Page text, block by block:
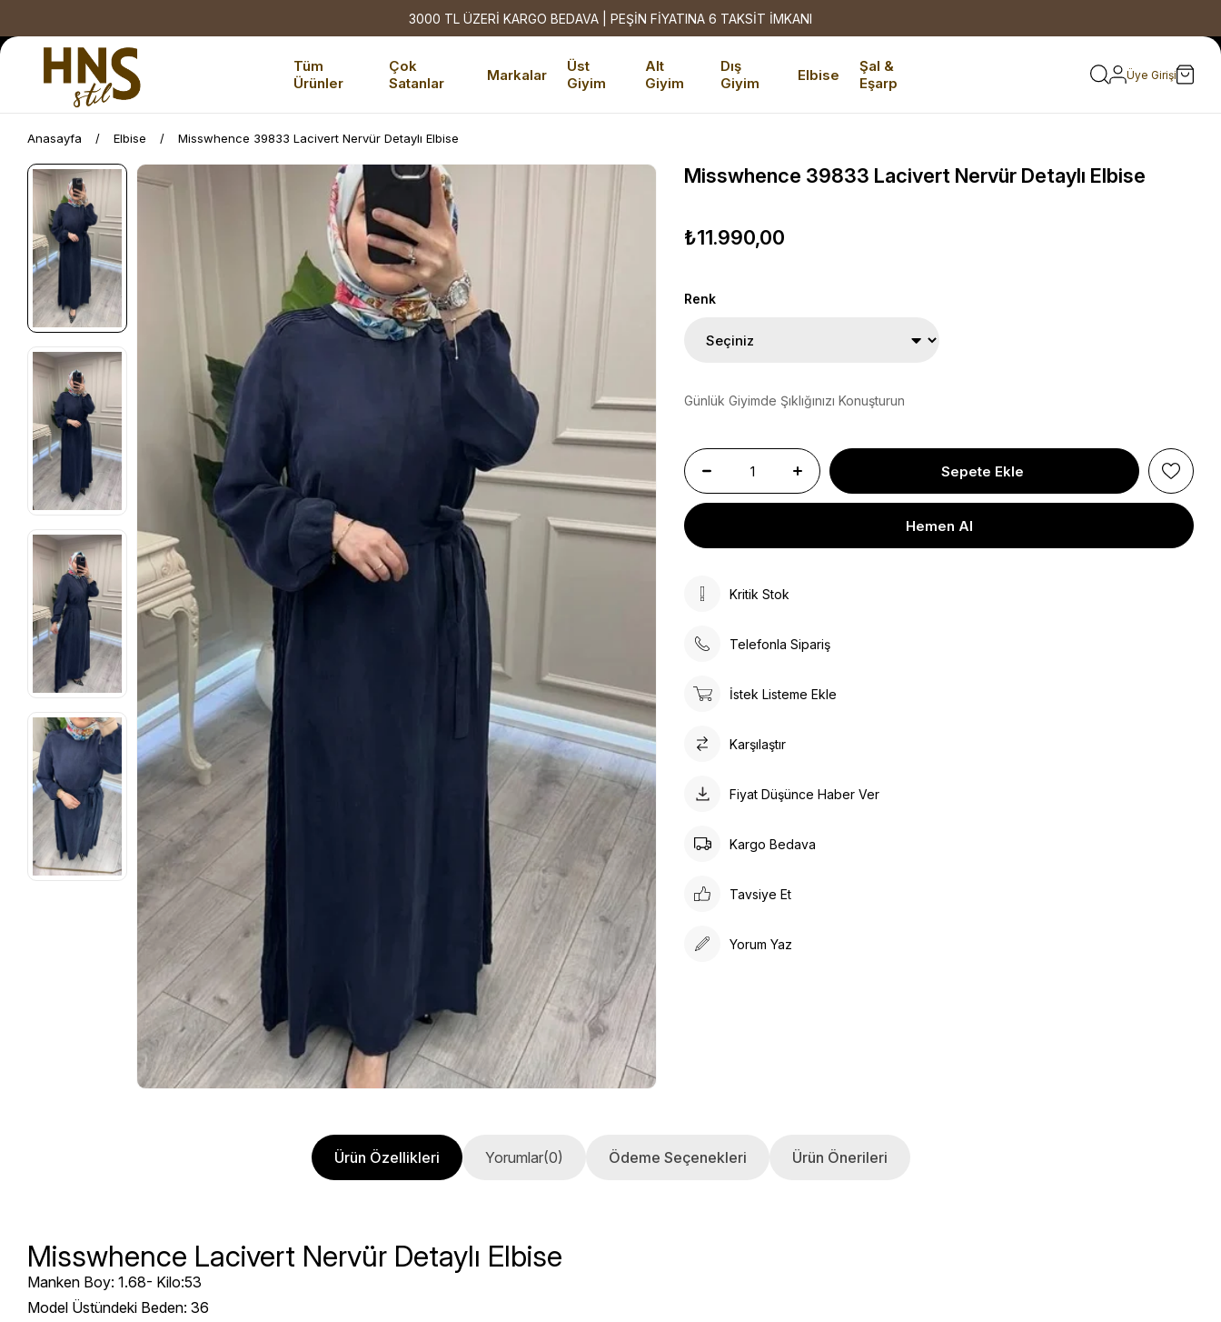
3000 TL ÜZERİ KARGO BEDAVA | PEŞİN FİYATINA 6 TAKSİT İMKANI
Tüm
Ürünler
Çok
Satanlar
Markalar
Üst
Giyim
Alt
Giyim
Dış
Giyim
Elbise
Şal &
Eşarp
Üye Girişi
Anasayfa Elbise Misswhence 39833 Lacivert Nervür Detaylı Elbise
Misswhence 39833 Lacivert Nervür Detaylı Elbise
₺11.990,00
Renk
Günlük Giyimde Şıklığınızı Konuşturun
Kritik Stok
Telefonla Sipariş
İstek Listeme Ekle
Karşılaştır
Fiyat Düşünce Haber Ver
Kargo Bedava
Tavsiye Et
Yorum Yaz
Ürün Özellikleri Yorumlar(0) Ödeme Seçenekleri Ürün Önerileri
Misswhence Lacivert Nervür Detaylı Elbise
Manken Boy: 1.68- Kilo:53
Model Üstündeki Beden: 36